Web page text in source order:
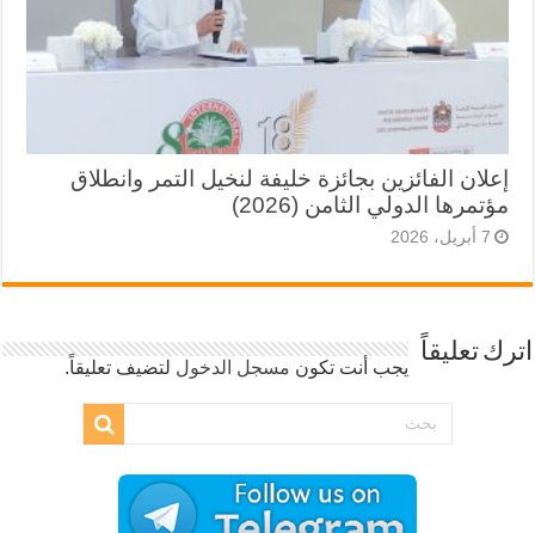
إعلان الفائزين بجائزة خليفة لنخيل التمر وانطلاق
مؤتمرها الدولي الثامن (2026)
7 أبريل، 2026
اترك تعليقاً
يجب أنت تكون مسجل الدخول لتضيف تعليقاً.